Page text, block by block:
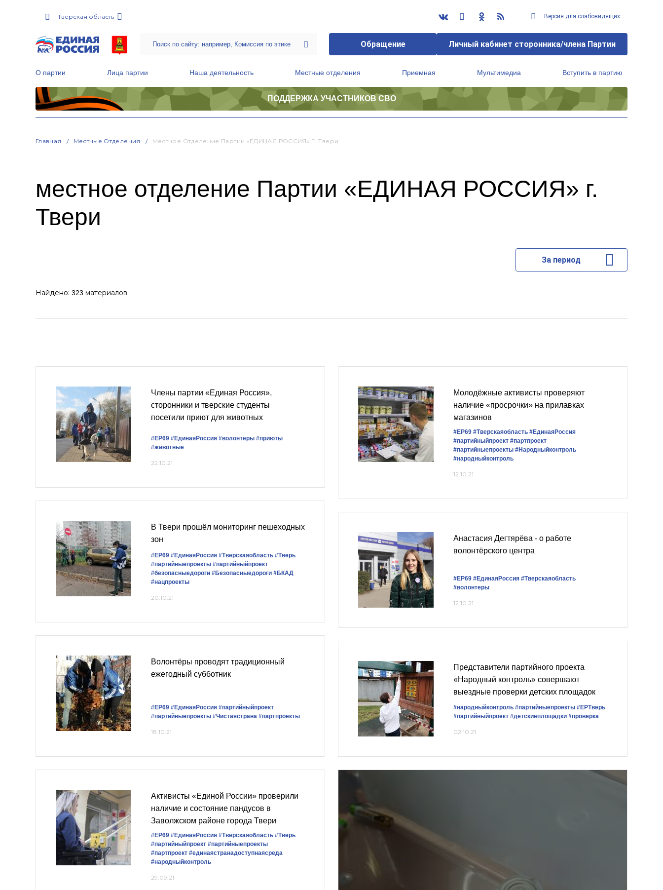
Тверская область Версия для слабовидящих
Обращение Личный кабинет сторонника/члена Партии
О партии Лица партии Наша деятельность Местные отделения Приемная Мультимедиа Вступить в партию
ПОДДЕРЖКА УЧАСТНИКОВ СВО
Главная Местные Отделения Местное Отделение Партии «ЕДИНАЯ РОССИЯ» Г. Твери
местное отделение Партии «ЕДИНАЯ РОССИЯ» г.
Твери
За период
Найдено: 323 материалов
Члены партии «Единая Россия»,
сторонники и тверские студенты
посетили приют для животных
#ЕР69 #‎ЕдинаяРоссия #волонтеры #приюты
#животные
22.10.21
В Твери прошёл мониторинг пешеходных
зон
#ЕР69 #‎ЕдинаяРоссия #Тверскаяобласть #Тверь
#партийныепроекты #партийныйпроект
#безопасныедороги #Безопасныедороги #БКАД
#нацпроекты
20.10.21
Волонтёры проводят традиционный
ежегодный субботник
#ЕР69 #ЕдинаяРоссия #партийныйпроект
#партийныепроекты #Чистаястрана #партпроекты
18.10.21
Молодёжные активисты проверяют
наличие «просрочки» на прилавках
магазинов
#ЕР69 #Тверскаяобласть #ЕдинаяРоссия
#партийныйпроект #партпроект
#партийныепроекты #Народныйконтроль
#народныйконтроль
12.10.21
Анастасия Дегтярёва - о работе
волонтёрского центра
#ЕР69 #ЕдинаяРоссия #Тверскаяобласть
#волонтеры
12.10.21
Представители партийного проекта
«Народный контроль» совершают
выездные проверки детских площадок
#народныйконтроль #партийныепроекты #ЕРТверь
#партийныйпроект #детскиеплощадки #проверка
02.10.21
Активисты «Единой России» проверили
наличие и состояние пандусов в
Заволжском районе города Твери
#ЕР69 #ЕдинаяРоссия #Тверскаяобласть #Тверь
#партийныйпроект #партийныепроекты
#партпроект #единаястранадоступнаясреда
#народныйконтроль
29.09.21